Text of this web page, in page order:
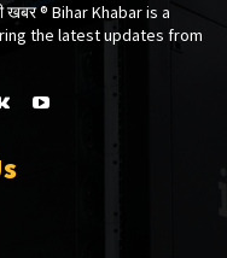
खबर ®​ Bihar Khabar is a
the latest updates from